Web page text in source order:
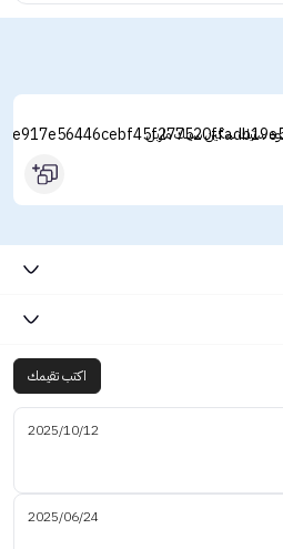
ستيك سكين سيلك ماربل
اكتب تقيمك
2025/10/12
2025/06/24